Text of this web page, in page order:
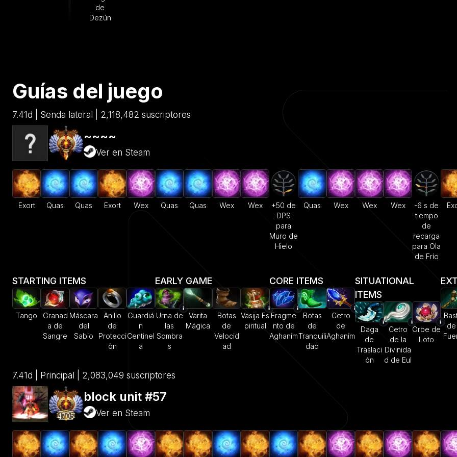
de
Dezún
Guías del juego
7.41d | Senda lateral | 2,118,482 suscriptores
~~~~
Ver en Steam
Exort Quas Quas Exort Wex Quas Quas Wex Wex
+50 de
DPS
para
Muro de
Hielo
Quas Wex Wex Wex
-6 s de
tiempo
de
recarga
para Ola
de Frío
STARTING ITEMS
Tango
Granad
a de
Sangre
Máscara
del
Sabio
Anillo
de
Protecci
ón
Guardiá
n
Centinel
a
EARLY GAME
Urna de
las
Sombra
s
Varita
Mágica
Botas
de
Velocid
ad
Vasija Es
piritual
CORE ITEMS
Fragme
nto de
Aghanim
Botas
de
Tranquili
dad
Cetro
de
Aghanim
SITUATIONAL
ITEMS
Daga
de
Traslaci
ón
Cetro
de la
Divinida
d de Eul
Orbe de
Loto
de
7.41d | Principal | 2,083,049 suscriptores
4705
block unit #57
Ver en Steam